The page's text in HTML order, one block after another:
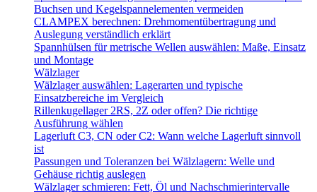
Buchsen und Kegelspannelementen vermeiden
CLAMPEX berechnen: Drehmomentübertragung und
Auslegung verständlich erklärt
Spannhülsen für metrische Wellen auswählen: Maße, Einsatz
und Montage
Wälzlager
Wälzlager auswählen: Lagerarten und typische
Einsatzbereiche im Vergleich
Rillenkugellager 2RS, 2Z oder offen? Die richtige
Ausführung wählen
Lagerluft C3, CN oder C2: Wann welche Lagerluft sinnvoll
ist
Passungen und Toleranzen bei Wälzlagern: Welle und
Gehäuse richtig auslegen
Wälzlager schmieren: Fett, Öl und Nachschmierintervalle